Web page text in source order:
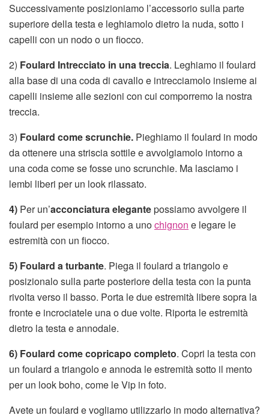
Successivamente posizioniamo l’accessorio sulla parte
superiore della testa e leghiamolo dietro la nuda, sotto i
capelli con un nodo o un fiocco.
2) Foulard Intrecciato in una treccia. Leghiamo il foulard
alla base di una coda di cavallo e intrecciamolo insieme ai
capelli insieme alle sezioni con cui comporremo la nostra
treccia.
3) Foulard come scrunchie. Pieghiamo il foulard in modo
da ottenere una striscia sottile e avvolgiamolo intorno a
una coda come se fosse uno scrunchie. Ma lasciamo i
lembi liberi per un look rilassato.
4) Per un’acconciatura elegantepossiamo avvolgere il
foulard per esempio intorno a unochignon e legare le
estremità con un fiocco.
5) Foulard a turbante. Piega il foulard a triangolo e
posizionalo sulla parte posteriore della testa con la punta
rivolta verso il basso. Porta le due estremità libere sopra la
fronte e incrociatele una o due volte. Riporta le estremità
dietro la testa e annodale.
6) Foulard come copricapo completo. Copri la testa con
un foulard a triangolo e annoda le estremità sotto il mento
per un look boho, come le Vip in foto.
Avete un foulard e vogliamo utilizzarlo in modo alternativa?